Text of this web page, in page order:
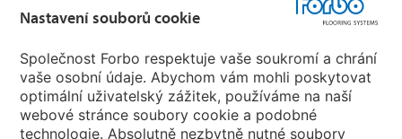
Forbo Flooring Systems
Forbo Movement Systems
Nastavení souborů cookie
Společnost Forbo respektuje vaše soukromí a chrání
vaše osobní údaje. Abychom vám mohli poskytovat
optimální uživatelský zážitek, používáme na naší
webové stránce soubory cookie a podobné
technologie. Absolutně nezbytně nutné soubory